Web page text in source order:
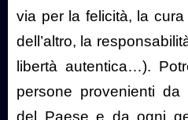
via per la felicità, la
dell’altro, la
libertà autentica…).
persone provenienti
del Paese e da ogni